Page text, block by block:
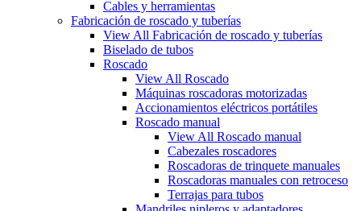
Cables y herramientas
Fabricación de roscado y tuberías
View All Fabricación de roscado y tuberías
Biselado de tubos
Roscado
View All Roscado
Máquinas roscadoras motorizadas
Accionamientos eléctricos portátiles
Roscado manual
View All Roscado manual
Cabezales roscadores
Roscadoras de trinquete manuales
Roscadoras manuales con retroceso
Terrajas para tubos